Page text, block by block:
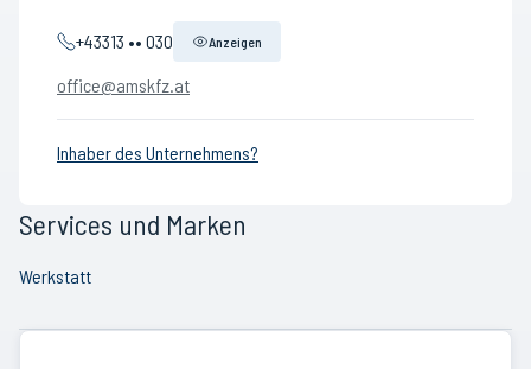
+43313 •• 030 Anzeigen
office@amskfz.at
Inhaber des Unternehmens?
Services und Marken
Werkstatt